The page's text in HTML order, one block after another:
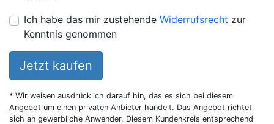
Ich habe das mir zustehende Widerrufsrecht zur
Kenntnis genommen
Jetzt kaufen
* Wir weisen ausdrücklich darauf hin, das es sich bei diesem
Angebot um einen privaten Anbieter handelt. Das Angebot richtet
sich an gewerbliche Anwender. Diesem Kundenkreis entsprechend